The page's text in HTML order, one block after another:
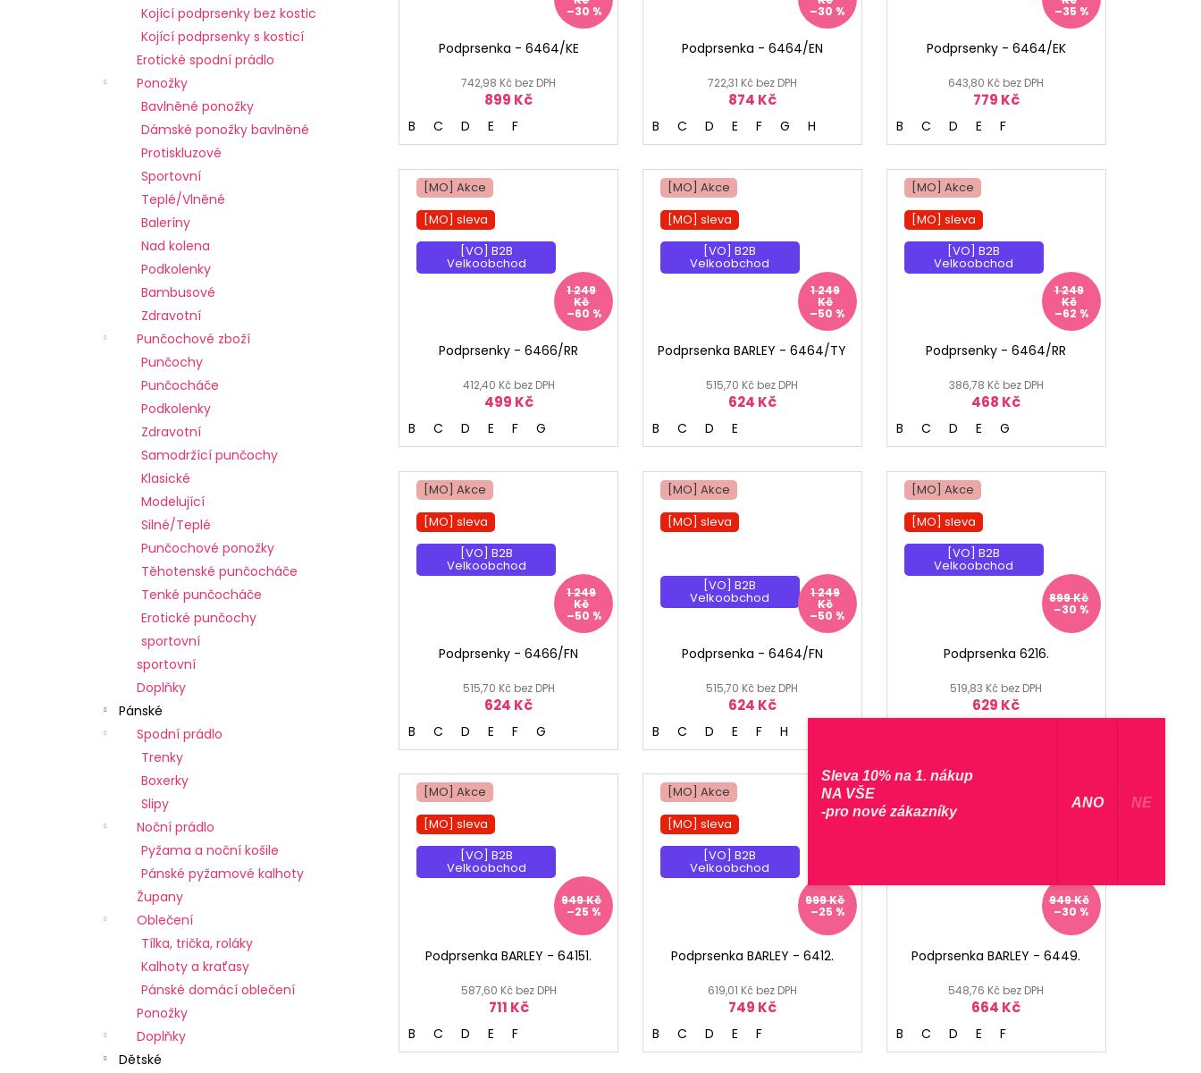
Kojící podprsenky bez kostic
Kojící podprsenky s kosticí
Erotické spodní prádlo
Ponožky
Bavlněné ponožky
Dámské ponožky bavlněné
Protiskluzové
Sportovní
Teplé/Vlněné
Baleríny
Nad kolena
Podkolenky
Bambusové
Zdravotní
Punčochové zboží
Punčochy
Punčocháče
Podkolenky
Zdravotní
Samodržící punčochy
Klasické
Modelující
Silné/Teplé
Punčochové ponožky
Těhotenské punčocháče
Tenké punčocháče
Erotické punčochy
sportovní
sportovní
Doplňky
Pánské
Spodní prádlo
Trenky
Boxerky
Slipy
Noční prádlo
Pyžama a noční košile
Pánské pyžamové kalhoty
Župany
Oblečení
Tílka, trička, roláky
Kalhoty a kraťasy
Pánské domácí oblečení
Ponožky
Doplňky
Dětské
–30 %
Podprsenka - 6464/KE
742,98 Kč bez DPH
899 Kč
B C D E F
–30 %
Podprsenka - 6464/EN
722,31 Kč bez DPH
874 Kč
B C D E F G H
–35 %
Podprsenky - 6464/EK
643,80 Kč bez DPH
779 Kč
B C D E F
[MO] Akce
[MO] sleva
[VO] B2B
Velkoobchod
1 249
Kč
–60 %
Podprsenky - 6466/RR
412,40 Kč bez DPH
499 Kč
B C D E F G
[MO] Akce
[MO] sleva
[VO] B2B
Velkoobchod
1 249
Kč
–50 %
Podprsenka BARLEY - 6464/TY
515,70 Kč bez DPH
624 Kč
B C D E
[MO] Akce
[MO] sleva
[VO] B2B
Velkoobchod
1 249
Kč
–62 %
Podprsenky - 6464/RR
386,78 Kč bez DPH
468 Kč
B C D E G
[MO] Akce
[MO] sleva
[VO] B2B
Velkoobchod
1 249
Kč
–50 %
Podprsenky - 6466/FN
515,70 Kč bez DPH
624 Kč
B C D E F G
[MO] Akce
[MO] sleva
[VO] B2B
Velkoobchod 1 249
Kč
–50 %
Podprsenka - 6464/FN
515,70 Kč bez DPH
624 Kč
B C D E F H
[MO] Akce
[MO] sleva
[VO] B2B
Velkoobchod
899 Kč
–30 %
Podprsenka 6216.
519,83 Kč bez DPH
629 Kč
[MO] Akce
[MO] sleva
[VO] B2B
Velkoobchod
949 Kč
–25 %
Podprsenka BARLEY - 64151.
587,60 Kč bez DPH
711 Kč
B C D E F
[MO] Akce
[MO] sleva
[VO] B2B
Velkoobchod
999 Kč
–25 %
Podprsenka BARLEY - 6412.
619,01 Kč bez DPH
749 Kč
B C D E F
[MO] sleva
949 Kč
–30 %
Podprsenka BARLEY - 6449.
548,76 Kč bez DPH
664 Kč
B C D E F
Sleva 10% na 1. nákup
NA VŠE
-pro nové zákazníky
​ ANO ​ NE